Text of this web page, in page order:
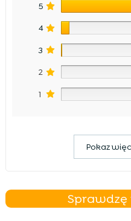
5
4
3
2
1
Pokaz
Sprawdzę